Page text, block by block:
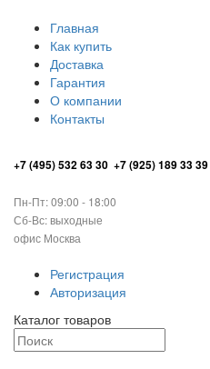
Главная
Как купить
Доставка
Гарантия
О компании
Контакты
+7 (495) 532 63 30 +7 (925) 189 33 39
Пн-Пт: 09:00 - 18:00
Сб-Вс: выходные
офис Москва
Регистрация
Авторизация
Каталог товаров